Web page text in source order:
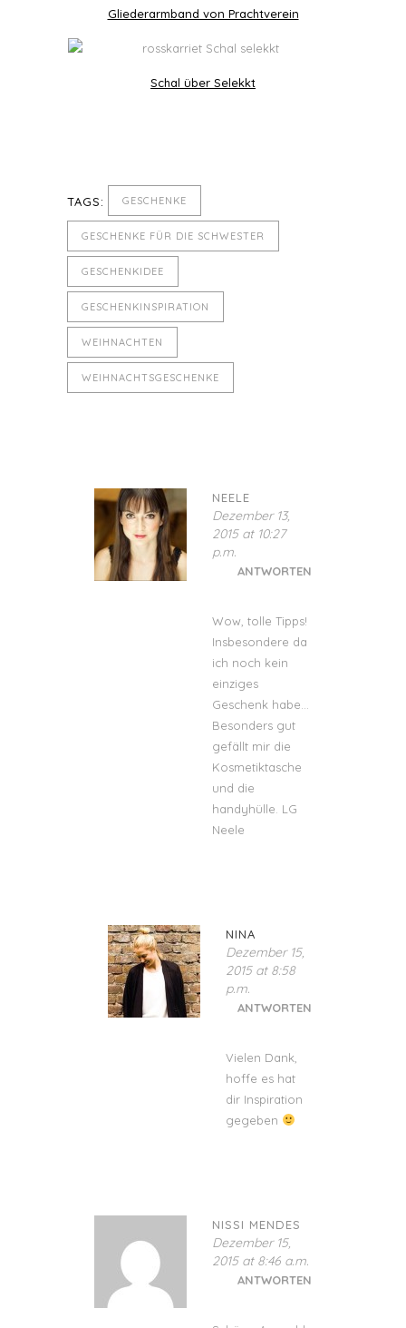
Gliederarmband von Prachtverein
Schal über Selekkt
TAGS: GESCHENKE
GESCHENKE FÜR DIE SCHWESTER
GESCHENKIDEE
GESCHENKINSPIRATION
WEIHNACHTEN
WEIHNACHTSGESCHENKE
NEELE
Dezember 13,
2015 at 10:27
p.m.
ANTWORTEN
Wow, tolle Tipps!
Insbesondere da
ich noch kein
einziges
Geschenk habe…
Besonders gut
gefällt mir die
Kosmetiktasche
und die
handyhülle. LG
Neele
NINA
Dezember 15,
2015 at 8:58
p.m.
ANTWORTEN
Vielen Dank,
hoffe es hat
dir Inspiration
gegeben
NISSI MENDES
Dezember 15,
2015 at 8:46 a.m.
ANTWORTEN